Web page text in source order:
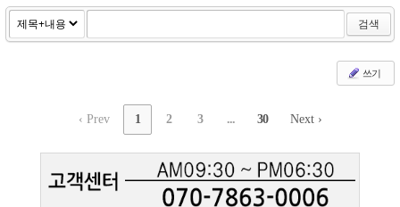
검색
쓰기
‹ Prev 1 2 3 ... 30 Next ›